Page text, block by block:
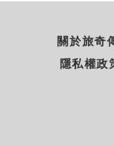
關於旅奇
隱私權政